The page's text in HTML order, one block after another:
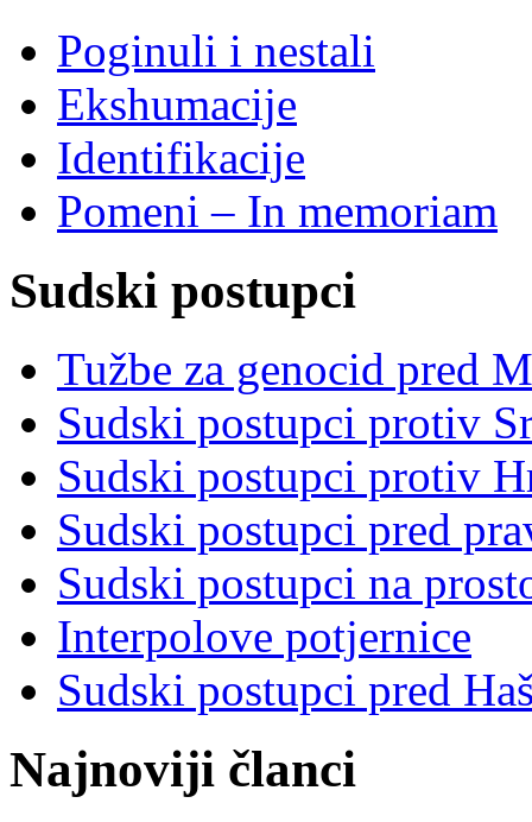
Poginuli i nestali
Ekshumacije
Identifikacije
Pomeni – In memoriam
Sudski postupci
Tužbe za genocid pred
Sudski postupci protiv
Sudski postupci protiv
Sudski postupci pred
Sudski postupci na
Interpolove potjernice
Sudski postupci pred
Najnoviji članci